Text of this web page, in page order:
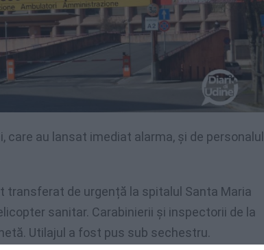
care au lansat imediat alarma, și de personalul
transferat de urgență la spitalul Santa Maria
sanitar. Carabinierii și inspectorii de la
Utilajul a fost pus sub sechestru.